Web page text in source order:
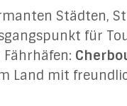
Städten,
für
Land mit